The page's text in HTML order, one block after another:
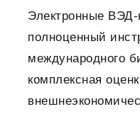
Электронные
полноценный
международного
комплексная